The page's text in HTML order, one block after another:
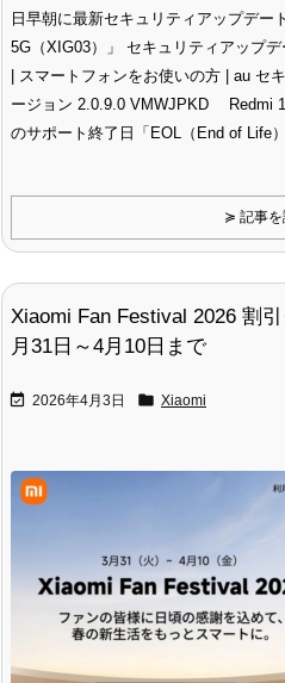
日早朝に最新セキュリティアップデー
5G（XIG03）」 セキュリティアップ
| スマートフォンをお使いの方 | au セ
ージョン 2.0.9.0 VMWJPKD Redmi
のサポート終了日「EOL（End of Life
≽ 記事を
Xiaomi Fan Festival 2026 割
月31日～4月10日まで
 2026年4月3日  Xiaomi